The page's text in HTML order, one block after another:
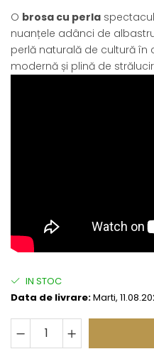
O brosa cu perla
nuanțele adânci de
perlă naturală de cultură în
modernă și plină de
IN STOC
Data de livrare:Marti,